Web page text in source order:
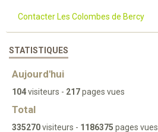
Contacter Les Colombes de Bercy
STATISTIQUES
Aujourd'hui
104visiteurs - 217pages vues
Total
335270visiteurs - 1186375 pages vues